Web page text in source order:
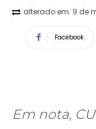
alterado em: 9 de
Facebook
Em nota,